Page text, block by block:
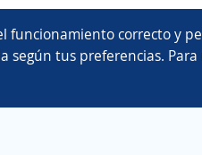
funcionamiento correcto y
tus preferencias.